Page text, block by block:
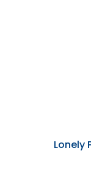
Lonely